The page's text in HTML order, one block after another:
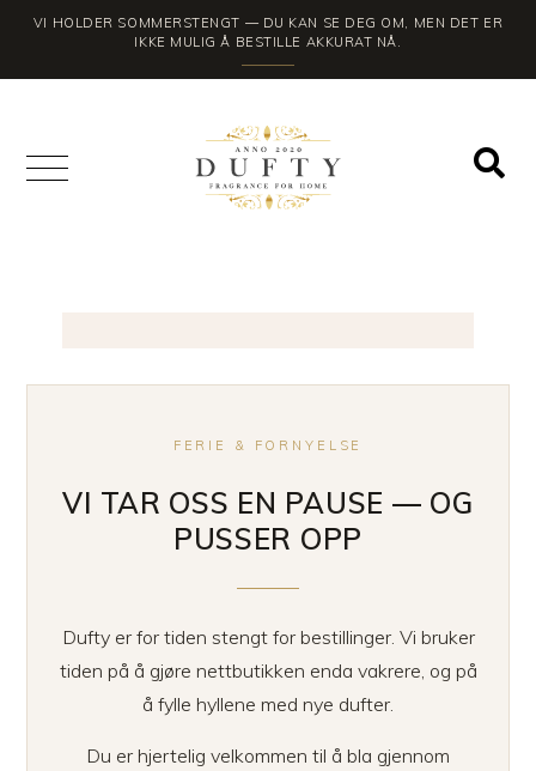
VI HOLDER SOMMERSTENGT — DU KAN SE DEG OM, MEN DET ER
IKKE MULIG Å BESTILLE AKKURAT NÅ.
FERIE & FORNYELSE
VI TAR OSS EN PAUSE — OG
PUSSER OPP
Dufty er for tiden stengt for bestillinger. Vi bruker
tiden på å gjøre nettbutikken enda vakrere, og på
å fylle hyllene med nye dufter.
Du er hjertelig velkommen til å bla gjennom